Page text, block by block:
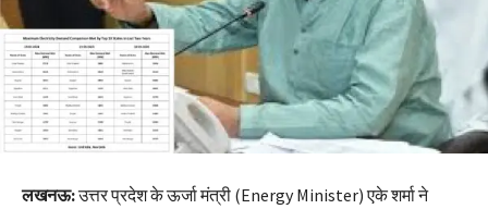
लखनऊ:उत्तर प्रदेश के ऊर्जा मंत्री (Energy Minister) एके शर्मा ने